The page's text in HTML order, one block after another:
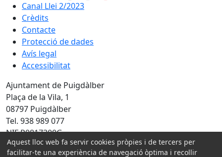
Canal Llei 2/2023
Crèdits
Contacte
Protecció de dades
Avís legal
Accessibilitat
Ajuntament de Puigdàlber
Plaça de la Vila, 1
08797 Puigdàlber
Tel. 938 989 077
NIF P0817300G
Amb la col·laboració de:
Aquest lloc web fa servir cookies pròpies i de tercers per
facilitar-te una experiència de navegació òptima i recollir